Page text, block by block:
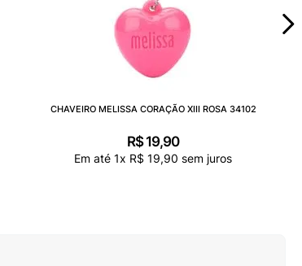
CHAVEIRO MELISSA CORAÇÃO XIII ROSA 34102
R$ 19,90
Em até 1x R$ 19,90 sem juros